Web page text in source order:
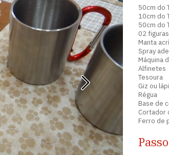
50cm do
10cm do
50cm do
02
Manta
Spray
Máquina
Alfinetes
Tesoura
Giz ou
Régua
Base de
Cortador
Ferro de